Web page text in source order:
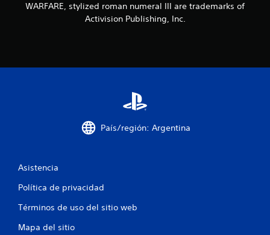
WARFARE, stylized roman numeral III are trademarks of
Activision Publishing, Inc.
País/región: Argentina
Asistencia
Política de privacidad
Términos de uso del sitio web
Mapa del sitio